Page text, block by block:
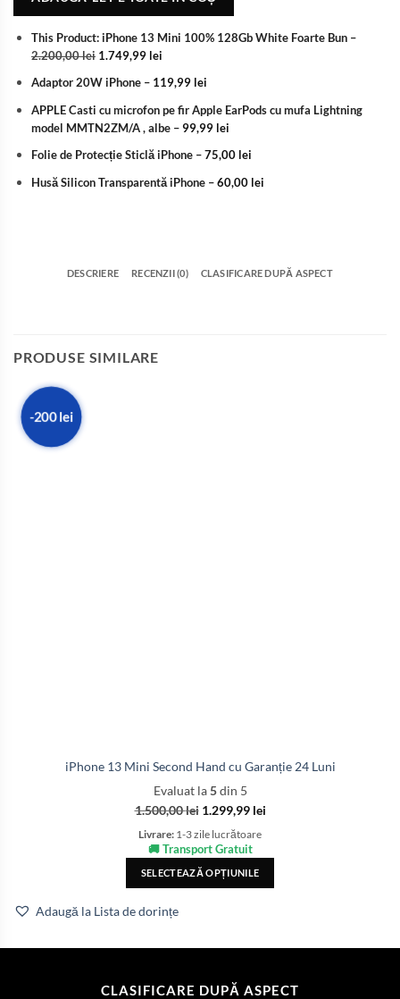
This Product: iPhone 13 Mini 100% 128Gb White Foarte Bun –
2.200,00lei 1.749,99 lei
Adaptor 20W iPhone – 119,99 lei
APPLE Casti cu microfon pe fir Apple EarPods cu mufa Lightning
model MMTN2ZM/A , albe – 99,99 lei
Folie de Protecție Sticlă iPhone – 75,00 lei
Husă Silicon Transparentă iPhone – 60,00 lei
DESCRIERE RECENZII (0) CLASIFICARE DUPĂ ASPECT
PRODUSE SIMILARE
-200 lei
iPhone 13 Mini Second Hand cu Garanție 24 Luni
Evaluat la5din 5
1.500,00lei 1.299,99 lei
Livrare: 1-3 zile lucrătoare
🚚 Transport Gratuit
SELECTEAZĂ OPȚIUNILE
Adaugă la Lista de dorințe
CLASIFICARE DUPĂ ASPECT